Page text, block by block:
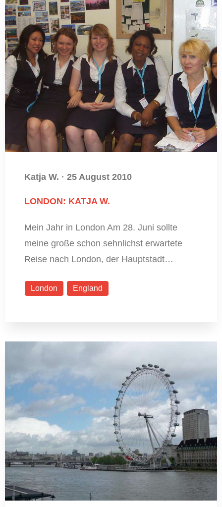
Katja W. · 25 August 2010
LONDON: KATJA W.
Mein Jahr in London Am 28. Juni sollte
meine große schon sehnlichst erwartete
Reise nach London, der Hauptstadt…
London England